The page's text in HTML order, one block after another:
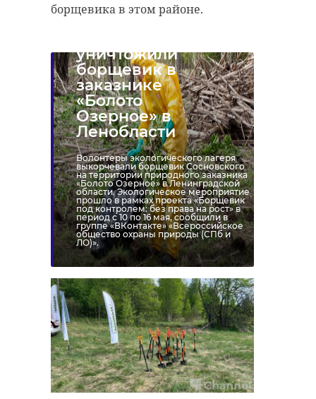
борщевика в этом районе.
уничтожили
борщевик в
заказнике
«Болото
Озерное» в
Ленобласти
Волонтеры экологического лагеря
выкорчевали борщевик Сосновского
на территории природного заказника
«Болото Озерное» в Ленинградской
области. Экологическое мероприятие
прошло в рамках проекта «Борщевик
под контролем: без права на рост» в
период с 10 по 16 мая, сообщили в
группе «ВКонтакте» «Всероссийское
общество охраны природы (СПб и
ЛО)».